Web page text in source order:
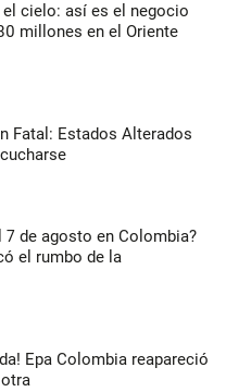
cielo: así es el negocio
millones en el Oriente
Fatal: Estados Alterados
7 de agosto en Colombia?
el rumbo de la
Epa Colombia reapareció